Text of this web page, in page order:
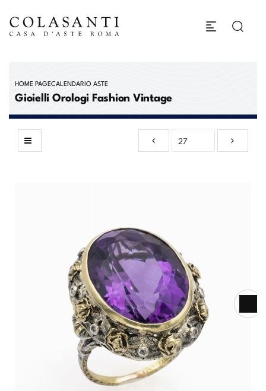
HOME PAGECALENDARIO ASTE
Gioielli Orologi Fashion Vintage